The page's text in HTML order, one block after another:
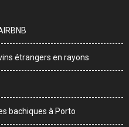
étrangers en rayons
bachiques à Porto